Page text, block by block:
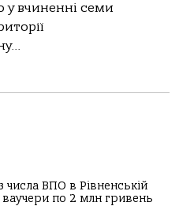
у вчиненні семи
числа ВПО в Рівненській
по 2 млн гривень